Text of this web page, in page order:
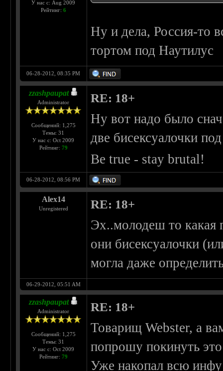
У нас с: Aug 2009
Рейтинг: 6
Ну и дела, Россия-то
тортом под Наутилус
06-28-2012, 08:35 PM
zzashpaupat
Administrator
Сообщений: 1,275
Темы: 31
У нас с: Oct 2009
Рейтинг: 79
RE: 18+
Ну вот надо было
две бисексуалочки
Be true - stay brutal!
06-28-2012, 08:56 PM
Alex14
Unregistered RE: 18+
Эх..молодеш то какая
они бисексуалочки
могла даже
06-29-2012, 05:51 AM
zzashpaupat
Administrator
Сообщений: 1,275
Темы: 31
У нас с: Oct 2009
Рейтинг: 79
RE: 18+
Товарищ Webster, а
попрошу покинуть
Уже накопал всю